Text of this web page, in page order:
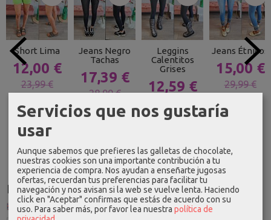
Idioma
Short Lima
12,00 €
23,99 €
Jeans Negro
Tachas
17,39 €
28,99 €
Leggins
Calentitos
Grises
12,59 €
Jeans Étnicos
15,00 €
29,99 €
Servicios que nos gustaría
usar
Aunque sabemos que prefieres las galletas de chocolate,
nuestras cookies son una importante contribución a tu
experiencia de compra. Nos ayudan a enseñarte jugosas
ofertas, recuerdan tus preferencias para facilitar tu
navegación y nos avisan si la web se vuelve lenta. Haciendo
click en "Aceptar" confirmas que estás de acuerdo con su
uso. Para saber más, por favor lea nuestra política de